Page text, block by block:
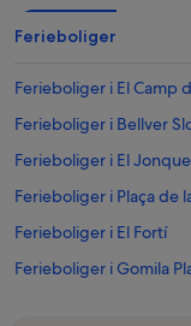
Ferieboliger
Ferieboliger i El Camp
Ferieboliger i Bellver
Ferieboliger i El
Ferieboliger i Plaça de
Ferieboliger i El Fortí
Ferieboliger i Gomila